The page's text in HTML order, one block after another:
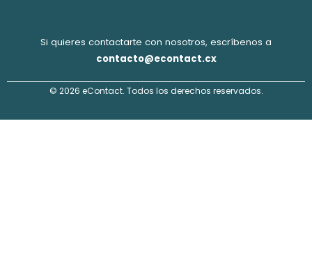
Si quieres contactarte con nosotros, escríbenos a
contacto@econtact.cx
© 2026 eContact. Todos los derechos reservados.